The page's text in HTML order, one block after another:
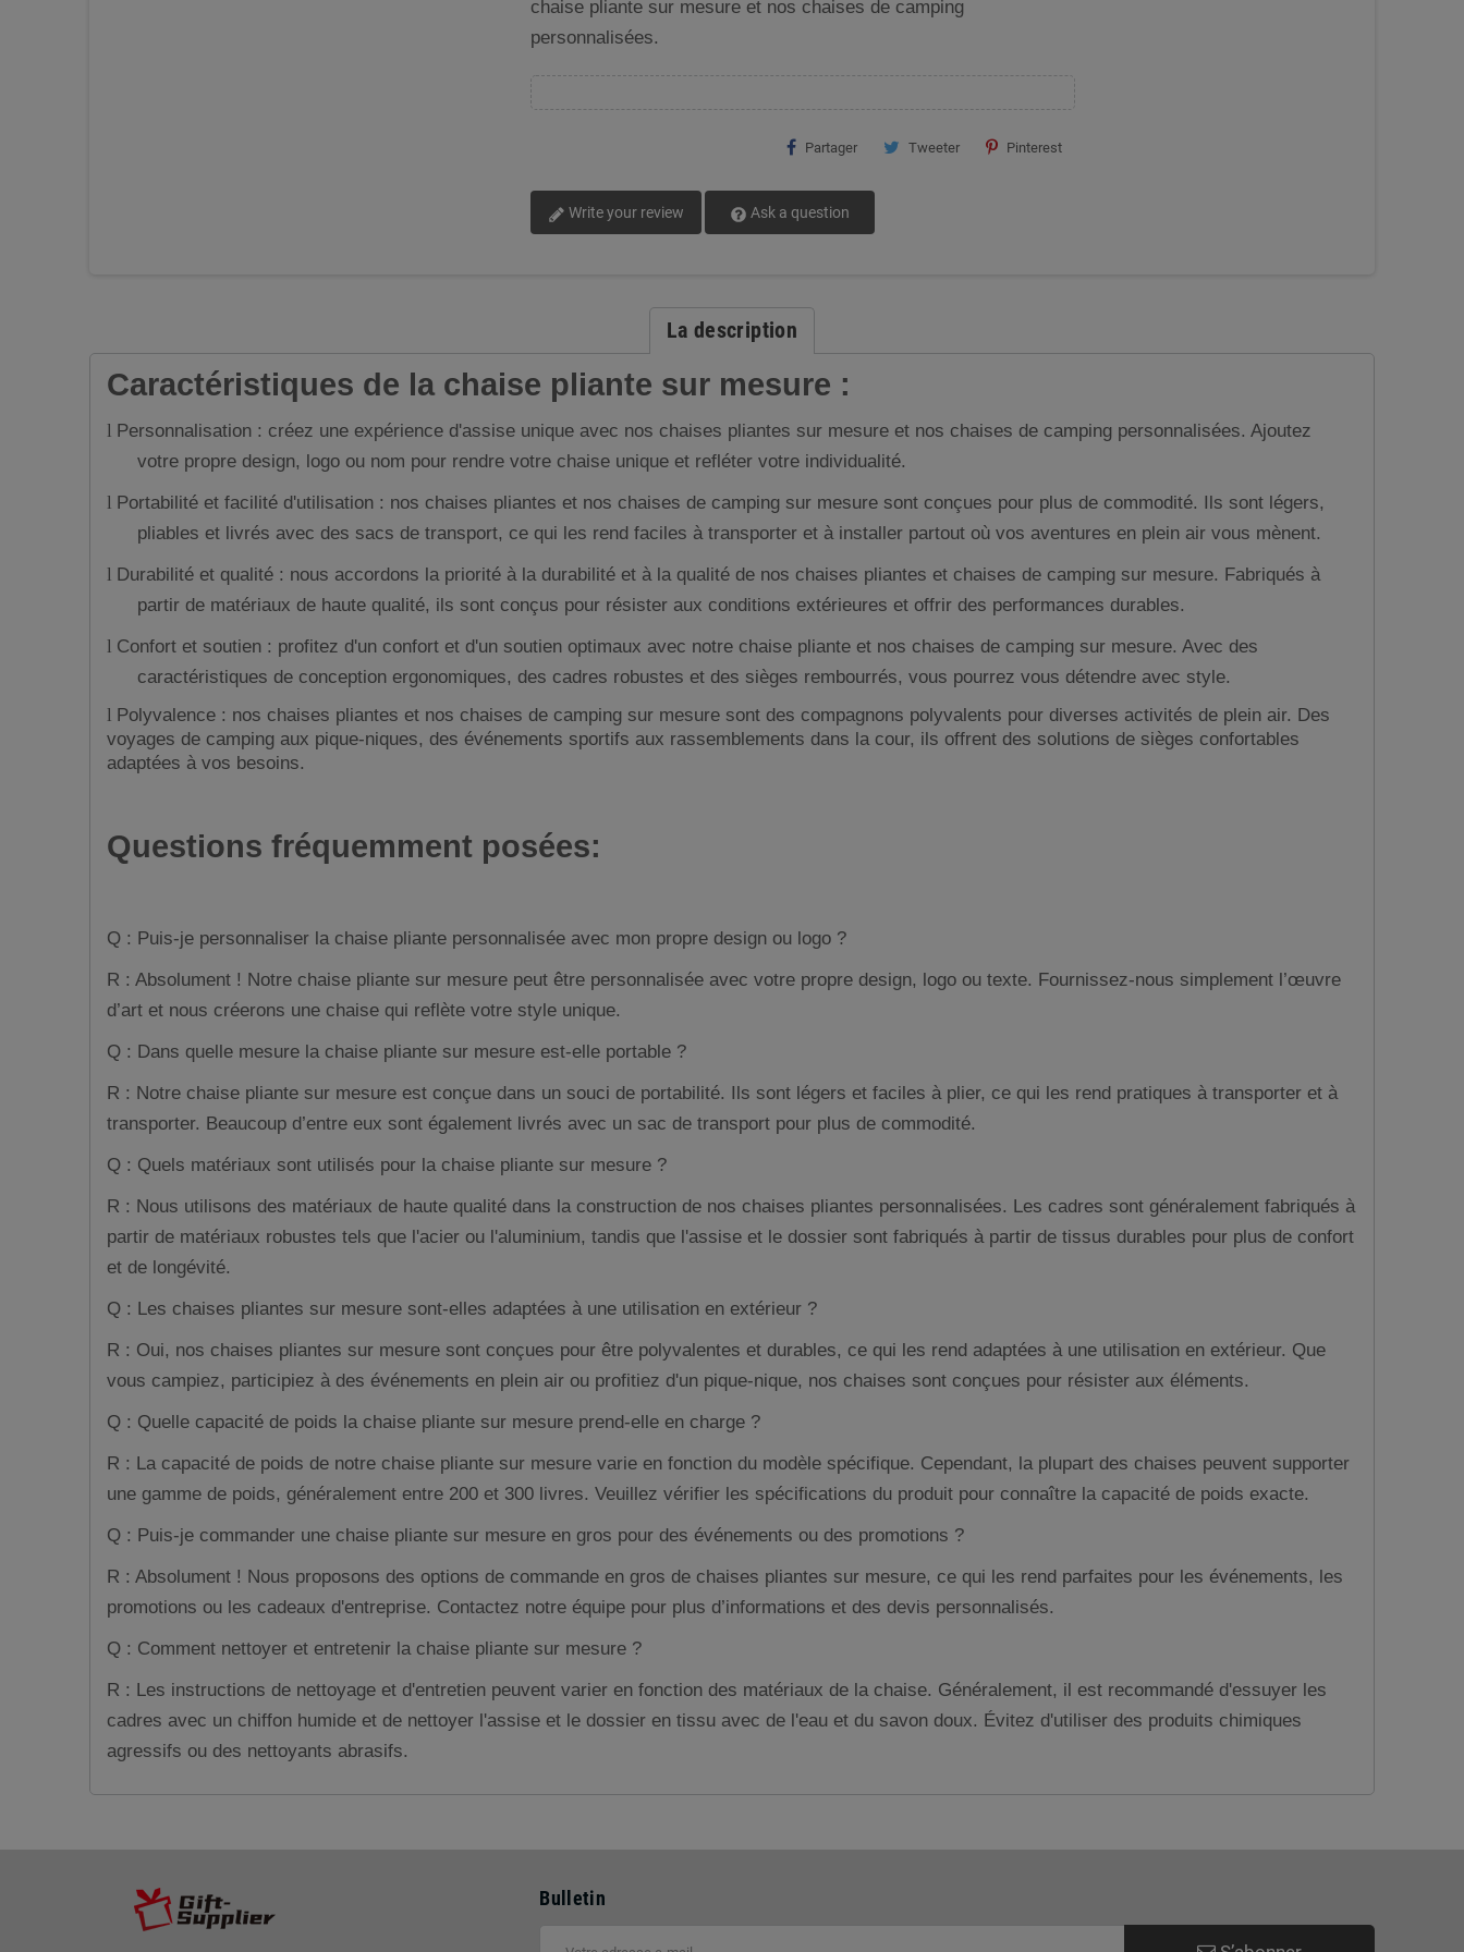
chaise pliante sur mesure et nos chaises de camping
personnalisées.
Partager Tweeter Pinterest
Write your review Ask a question
La description
Caractéristiques de la chaise pliante sur mesure :
l Personnalisation : créez une expérience d'assise unique avec nos chaises pliantes sur mesure et nos chaises de camping personnalisées. Ajoutez
votre propre design, logo ou nom pour rendre votre chaise unique et refléter votre individualité.
l Portabilité et facilité d'utilisation : nos chaises pliantes et nos chaises de camping sur mesure sont conçues pour plus de commodité. Ils sont légers,
pliables et livrés avec des sacs de transport, ce qui les rend faciles à transporter et à installer partout où vos aventures en plein air vous mènent.
l Durabilité et qualité : nous accordons la priorité à la durabilité et à la qualité de nos chaises pliantes et chaises de camping sur mesure. Fabriqués à
partir de matériaux de haute qualité, ils sont conçus pour résister aux conditions extérieures et offrir des performances durables.
l Confort et soutien : profitez d'un confort et d'un soutien optimaux avec notre chaise pliante et nos chaises de camping sur mesure. Avec des
caractéristiques de conception ergonomiques, des cadres robustes et des sièges rembourrés, vous pourrez vous détendre avec style.
l Polyvalence : nos chaises pliantes et nos chaises de camping sur mesure sont des compagnons polyvalents pour diverses activités de plein air. Des
voyages de camping aux pique-niques, des événements sportifs aux rassemblements dans la cour, ils offrent des solutions de sièges confortables
adaptées à vos besoins.
Questions fréquemment posées:
Q : Puis-je personnaliser la chaise pliante personnalisée avec mon propre design ou logo ?
R : Absolument ! Notre chaise pliante sur mesure peut être personnalisée avec votre propre design, logo ou texte. Fournissez-nous simplement l’œuvre
d’art et nous créerons une chaise qui reflète votre style unique.
Q : Dans quelle mesure la chaise pliante sur mesure est-elle portable ?
R : Notre chaise pliante sur mesure est conçue dans un souci de portabilité. Ils sont légers et faciles à plier, ce qui les rend pratiques à transporter et à
transporter. Beaucoup d’entre eux sont également livrés avec un sac de transport pour plus de commodité.
Q : Quels matériaux sont utilisés pour la chaise pliante sur mesure ?
R : Nous utilisons des matériaux de haute qualité dans la construction de nos chaises pliantes personnalisées. Les cadres sont généralement fabriqués à
partir de matériaux robustes tels que l'acier ou l'aluminium, tandis que l'assise et le dossier sont fabriqués à partir de tissus durables pour plus de confort
et de longévité.
Q : Les chaises pliantes sur mesure sont-elles adaptées à une utilisation en extérieur ?
R : Oui, nos chaises pliantes sur mesure sont conçues pour être polyvalentes et durables, ce qui les rend adaptées à une utilisation en extérieur. Que
vous campiez, participiez à des événements en plein air ou profitiez d'un pique-nique, nos chaises sont conçues pour résister aux éléments.
Q : Quelle capacité de poids la chaise pliante sur mesure prend-elle en charge ?
R : La capacité de poids de notre chaise pliante sur mesure varie en fonction du modèle spécifique. Cependant, la plupart des chaises peuvent supporter
une gamme de poids, généralement entre 200 et 300 livres. Veuillez vérifier les spécifications du produit pour connaître la capacité de poids exacte.
Q : Puis-je commander une chaise pliante sur mesure en gros pour des événements ou des promotions ?
R : Absolument ! Nous proposons des options de commande en gros de chaises pliantes sur mesure, ce qui les rend parfaites pour les événements, les
promotions ou les cadeaux d'entreprise. Contactez notre équipe pour plus d’informations et des devis personnalisés.
Q : Comment nettoyer et entretenir la chaise pliante sur mesure ?
R : Les instructions de nettoyage et d'entretien peuvent varier en fonction des matériaux de la chaise. Généralement, il est recommandé d'essuyer les
cadres avec un chiffon humide et de nettoyer l'assise et le dossier en tissu avec de l'eau et du savon doux. Évitez d'utiliser des produits chimiques
agressifs ou des nettoyants abrasifs.
Bulletin